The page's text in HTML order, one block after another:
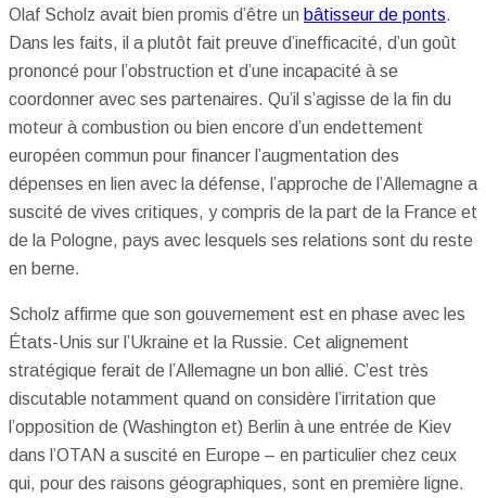
Olaf Scholz avait bien promis d’être un bâtisseur de ponts.
Dans les faits, il a plutôt fait preuve d’inefficacité, d’un goût
prononcé pour l’obstruction et d’une incapacité à se
coordonner avec ses partenaires. Qu’il s’agisse de la fin du
moteur à combustion ou bien encore d’un endettement
européen commun pour financer l’augmentation des
dépenses en lien avec la défense, l’approche de l’Allemagne a
suscité de vives critiques, y compris de la part de la France et
de la Pologne, pays avec lesquels ses relations sont du reste
en berne.
Scholz affirme que son gouvernement est en phase avec les
États-Unis sur l’Ukraine et la Russie. Cet alignement
stratégique ferait de l’Allemagne un bon allié. C’est très
discutable notamment quand on considère l’irritation que
l’opposition de (Washington et) Berlin à une entrée de Kiev
dans l’OTAN a suscité en Europe – en particulier chez ceux
qui, pour des raisons géographiques, sont en première ligne.